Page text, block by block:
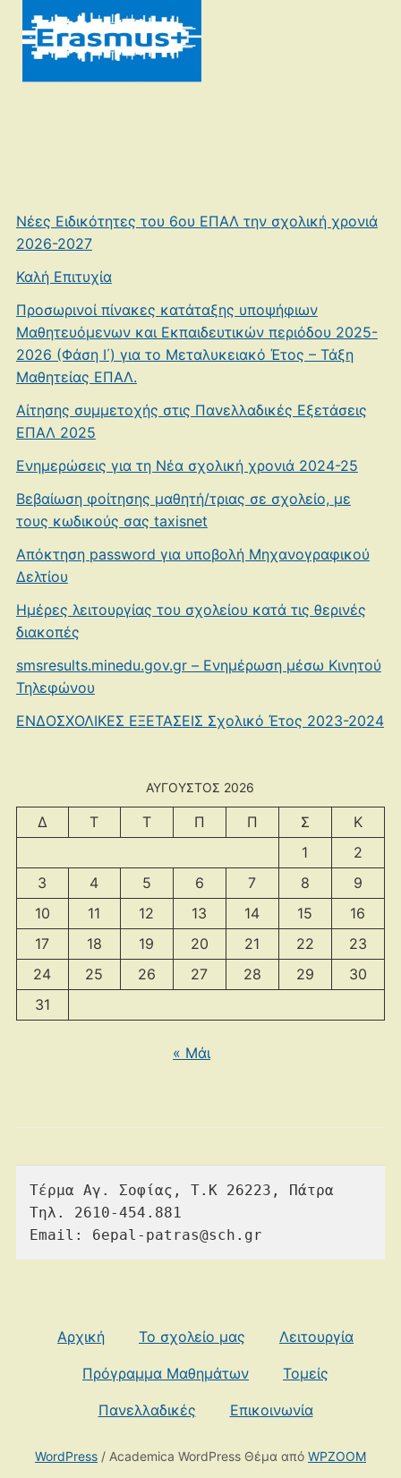
Νέες Ειδικότητες του 6ου ΕΠΑΛ την σχολική χρονιά
2026-2027
Καλή Επιτυχία
Προσωρινοί πίνακες κατάταξης υποψήφιων
Μαθητευόμενων και Εκπαιδευτικών περιόδου 2025-
2026 (Φάση Ι΄) για το Μεταλυκειακό Έτος – Τάξη
Μαθητείας ΕΠΑΛ.
Αίτησης συμμετοχής στις Πανελλαδικές Εξετάσεις
ΕΠΑΛ 2025
Ενημερώσεις για τη Νέα σχολική χρονιά 2024-25
Βεβαίωση φοίτησης μαθητή/τριας σε σχολείο, με
τους κωδικούς σας taxisnet
Απόκτηση password για υποβολή Μηχανογραφικού
Δελτίου
Ημέρες λειτουργίας του σχολείου κατά τις θερινές
διακοπές
smsresults.minedu.gov.gr – Ενημέρωση μέσω Κινητού
Τηλεφώνου
ΕΝΔΟΣΧΟΛΙΚΕΣ ΕΞΕΤΑΣΕΙΣ Σχολικό Έτος 2023-2024
ΑΎΓΟΥΣΤΟΣ 2026
Δ Τ Τ Π Π Σ
Κ
1
2
3
4 5 6 7 8
9
10
11 12 13 14 15
16
17
18 19 20 21 22
23
24
25 26 27 28 29
30
31
« Μάι
Τέρμα Αγ. Σοφίας, Τ.Κ 26223, Πάτρα
Τηλ. 2610-454.881
Email: 6epal-patras@sch.gr
Αρχική Το σχολείο μας Λειτουργία
Πρόγραμμα Μαθημάτων Τομείς
Πανελλαδικές Επικοινωνία
WordPress / Academica WordPress Θέμα από WPZOOM